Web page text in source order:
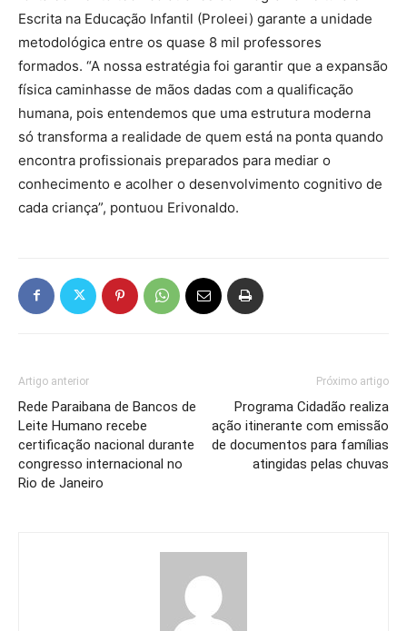
Escrita na Educação Infantil (Proleei) garante a unidade
metodológica entre os quase 8 mil professores
formados. “A nossa estratégia foi garantir que a expansão
física caminhasse de mãos dadas com a qualificação
humana, pois entendemos que uma estrutura moderna
só transforma a realidade de quem está na ponta quando
encontra profissionais preparados para mediar o
conhecimento e acolher o desenvolvimento cognitivo de
cada criança”, pontuou Erivonaldo.
Artigo anterior
Rede Paraibana de Bancos de
Leite Humano recebe
certificação nacional durante
congresso internacional no
Rio de Janeiro
Próximo artigo
Programa Cidadão realiza
ação itinerante com emissão
de documentos para famílias
atingidas pelas chuvas